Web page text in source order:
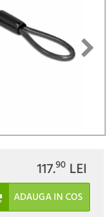
117.90 LEI